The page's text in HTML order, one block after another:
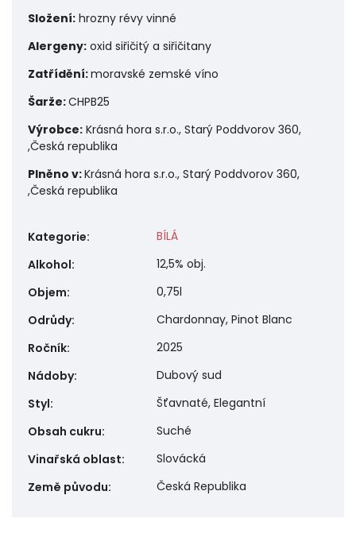
Složení: hrozny révy vinné
Alergeny: oxid siřičitý a siřičitany
Zatřídění:moravské zemské víno
Šarže:CHPB25
Výrobce: Krásná hora s.r.o., Starý Poddvorov 360,
,Česká republika
Plněno v:Krásná hora s.r.o., Starý Poddvorov 360,
,Česká republika
Kategorie:
BÍLÁ
Alkohol:
12,5% obj.
Objem:
0,75l
Odrůdy:
Chardonnay, Pinot Blanc
Ročník:
2025
Nádoby:
Dubový sud
Styl:
Šťavnaté, Elegantní
Obsah cukru:
Suché
Vinařská oblast:
Slovácká
Země původu: Česká Republika